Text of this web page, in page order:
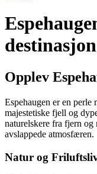
Opplev
Espehaugen er en
majestetiske fjell og
naturelskere fra fjern
avslappede atmosfæren.
Natur og